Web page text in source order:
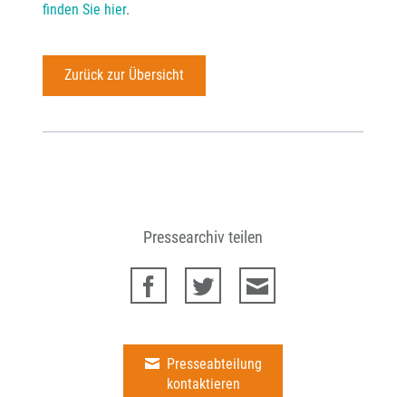
finden Sie hier.
Zurück zur Übersicht
Pressearchiv teilen
Presseabteilung
kontaktieren